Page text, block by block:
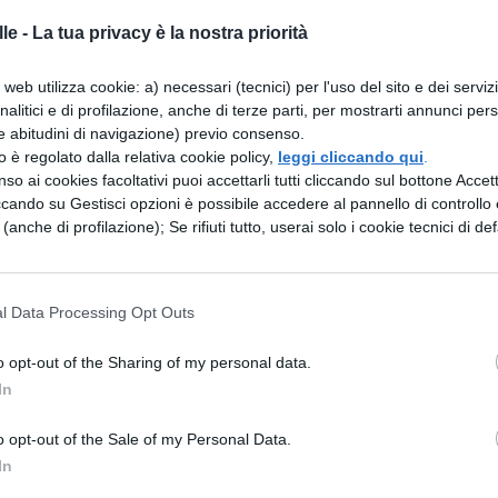
- La tua privacy è la nostra priorità
utilizza cookie: a) necessari (tecnici) per l'uso del sito e dei
e di profilazione, anche di terze parti, per mostrarti annunci
abitudini di navigazione) previo consenso.
è regolato dalla relativa cookie policy, leggi cliccando qui
ai cookies facoltativi puoi accettarli tutti cliccando sul bottone
su Gestisci opzioni è possibile accedere al pannello di controllo
di profilazione); Se rifiuti tutto, userai solo i cookie tecnici di
Data Processing Opt Outs
opt-out of the Sharing of my personal data.
opt-out of the Sale of my Personal Data.
Samsung in Gray e Silver che dà naturale
da 10,5″ con cornice simmetrica da soli
immersi nello schermo. Esplorate,
ai contenuti guida, questo tablet Android vi dà
visione migliorata e più ampia.
intrattenimento grazie ai quattro altoparlanti